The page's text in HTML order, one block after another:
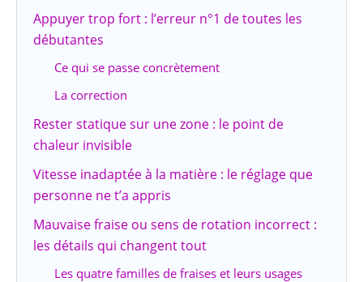
Appuyer trop fort : l’erreur n°1 de toutes les
débutantes
Ce qui se passe concrètement
La correction
Rester statique sur une zone : le point de
chaleur invisible
Vitesse inadaptée à la matière : le réglage que
personne ne t’a appris
Mauvaise fraise ou sens de rotation incorrect :
les détails qui changent tout
Les quatre familles de fraises et leurs usages